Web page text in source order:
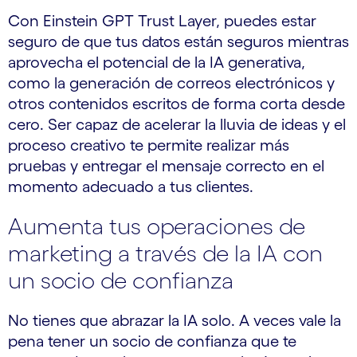
Con Einstein GPT Trust Layer, puedes estar
seguro de que tus datos están seguros mientras
aprovecha el potencial de la IA generativa,
como la generación de correos electrónicos y
otros contenidos escritos de forma corta desde
cero. Ser capaz de acelerar la lluvia de ideas y el
proceso creativo te permite realizar más
pruebas y entregar el mensaje correcto en el
momento adecuado a tus clientes.
Aumenta tus operaciones de
marketing a través de la IA con
un socio de confianza
No tienes que abrazar la IA solo. A veces vale la
pena tener un socio de confianza que te